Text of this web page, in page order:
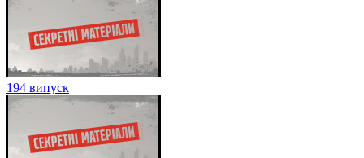
194 випуск